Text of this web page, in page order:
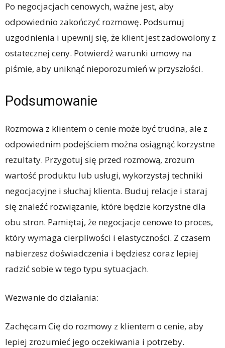
Po negocjacjach cenowych, ważne jest, aby
odpowiednio zakończyć rozmowę. Podsumuj
uzgodnienia i upewnij się, że klient jest zadowolony z
ostatecznej ceny. Potwierdź warunki umowy na
piśmie, aby uniknąć nieporozumień w przyszłości.
Podsumowanie
Rozmowa z klientem o cenie może być trudna, ale z
odpowiednim podejściem można osiągnąć korzystne
rezultaty. Przygotuj się przed rozmową, zrozum
wartość produktu lub usługi, wykorzystaj techniki
negocjacyjne i słuchaj klienta. Buduj relacje i staraj
się znaleźć rozwiązanie, które będzie korzystne dla
obu stron. Pamiętaj, że negocjacje cenowe to proces,
który wymaga cierpliwości i elastyczności. Z czasem
nabierzesz doświadczenia i będziesz coraz lepiej
radzić sobie w tego typu sytuacjach.
Wezwanie do działania:
Zachęcam Cię do rozmowy z klientem o cenie, aby
lepiej zrozumieć jego oczekiwania i potrzeby.